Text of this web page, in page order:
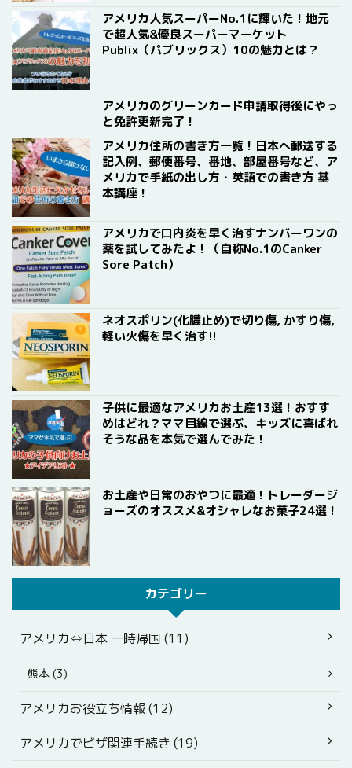
アメリカ人気スーパーNo.1に輝いた！地元
で超人気&優良スーパーマーケット
Publix（パブリックス）10の魅力とは？
アメリカのグリーンカード申請取得後にやっ
と免許更新完了！
アメリカ住所の書き方一覧！日本へ郵送する
記入例、郵便番号、番地、部屋番号など、ア
メリカで手紙の出し方・英語での書き方 基
本講座！
アメリカで口内炎を早く治すナンバーワンの
薬を試してみたよ！（自称No.1のCanker
Sore Patch）
ネオスポリン(化膿止め)で切り傷, かすり傷,
軽い火傷を早く治す!!
子供に最適なアメリカお土産13選！おすす
めはどれ？ママ目線で選ぶ、キッズに喜ばれ
そうな品を本気で選んでみた！
お土産や日常のおやつに最適！トレーダージ
ョーズのオススメ&オシャレなお菓子24選！
カテゴリー
アメリカ⇔日本 一時帰国 (11)
熊本 (3)
アメリカお役立ち情報 (12)
アメリカでビザ関連手続き (19)